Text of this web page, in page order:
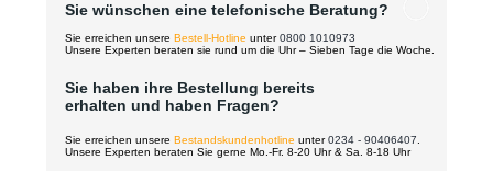
Sie wünschen eine telefonische Beratung?
Sie erreichen unsere Bestell-Hotline unter0800 1010973
Unsere Experten beraten sie rund um die Uhr – Sieben Tage die Woche.
Sie haben ihre Bestellung bereits
erhalten und haben Fragen?
Sie erreichen unsere Bestandskundenhotline unter0234 - 90406407
Unsere Experten beraten Sie gerne Mo.-Fr. 8-20 Uhr & Sa. 8-18 Uhr